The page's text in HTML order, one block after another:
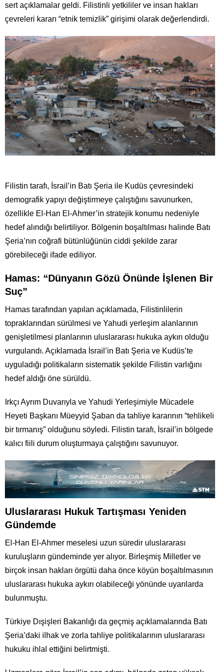
sert açıklamalar geldi. Filistinli yetkililer ve insan hakları
çevreleri kararı “etnik temizlik” girişimi olarak değerlendirdi.
Filistin tarafı, İsrail’in Batı Şeria ile Kudüs çevresindeki
demografik yapıyı değiştirmeye çalıştığını savunurken,
özellikle El-Han El-Ahmer’in stratejik konumu nedeniyle
hedef alındığı belirtiliyor. Bölgenin boşaltılması halinde Batı
Şeria’nın coğrafi bütünlüğünün ciddi şekilde zarar
görebileceği ifade ediliyor.
Hamas: “Dünyanın Gözü Önünde İşlenen Bir
Suç”
Hamas tarafından yapılan açıklamada, Filistinlilerin
topraklarından sürülmesi ve Yahudi yerleşim alanlarının
genişletilmesi planlarının uluslararası hukuka aykırı olduğu
vurgulandı. Açıklamada İsrail’in Batı Şeria ve Kudüs’te
uyguladığı politikaların sistematik şekilde Filistin varlığını
hedef aldığı öne sürüldü.
Irkçı Ayrım Duvarıyla ve Yahudi Yerleşimiyle Mücadele
Heyeti Başkanı Müeyyid Şaban da tahliye kararının “tehlikeli
bir tırmanış” olduğunu söyledi. Filistin tarafı, İsrail’in bölgede
kalıcı fiili durum oluşturmaya çalıştığını savunuyor.
Uluslararası Hukuk Tartışması Yeniden
Gündemde
El-Han El-Ahmer meselesi uzun süredir uluslararası
kuruluşların gündeminde yer alıyor. Birleşmiş Milletler ve
birçok insan hakları örgütü daha önce köyün boşaltılmasının
uluslararası hukuka aykırı olabileceği yönünde uyarılarda
bulunmuştu.
Türkiye Dışişleri Bakanlığı da geçmiş açıklamalarında Batı
Şeria’daki ilhak ve zorla tahliye politikalarının uluslararası
hukuku ihlal ettiğini belirtmişti.